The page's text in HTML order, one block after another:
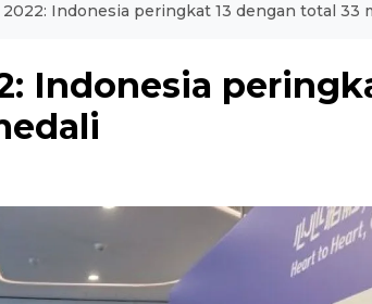
2022: Indonesia peringkat 13 dengan total 33
Indonesia